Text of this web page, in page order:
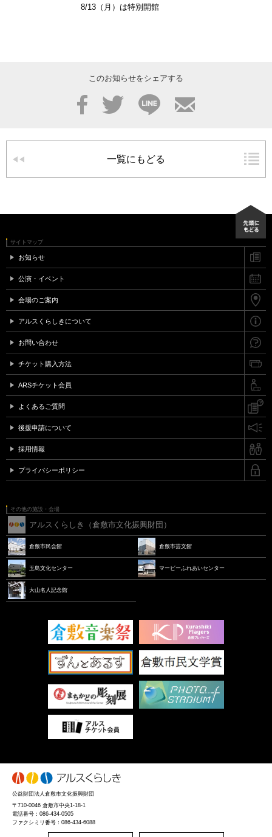
8/13（月）は特別開館
このお知らせをシェアする
Facebook Twitter LINE
一覧にもどる
サイトマップ
お知らせ
公演・イベント
会場のご案内
アルスくらしきについて
お問い合わせ
チケット購入方法
ARSチケット会員
よくあるご質問
後援申請について
採用情報
プライバシーポリシー
その他の施設・会場
アルスくらしき（倉敷市文化振興財団）
倉敷市民会館 倉敷市芸文館
玉島文化センター マービーふれあいセンター
大山名人記念館
公益財団法人倉敷市文化振興財団
〒710-0046 倉敷市中央1-18-1
電話番号：086-434-0505
ファクシミリ番号：086-434-6088